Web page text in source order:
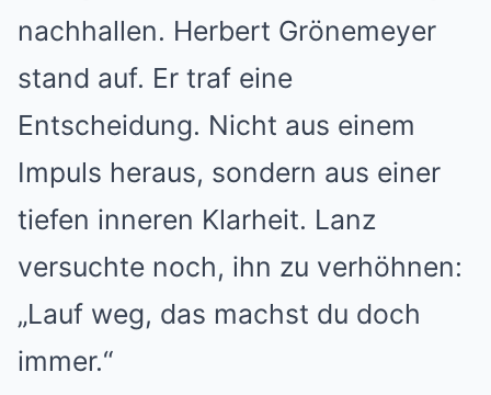
nachhallen. Herbert Grönemeyer
stand auf. Er traf eine
Entscheidung. Nicht aus einem
Impuls heraus, sondern aus einer
tiefen inneren Klarheit. Lanz
versuchte noch, ihn zu verhöhnen:
„Lauf weg, das machst du doch
immer.“